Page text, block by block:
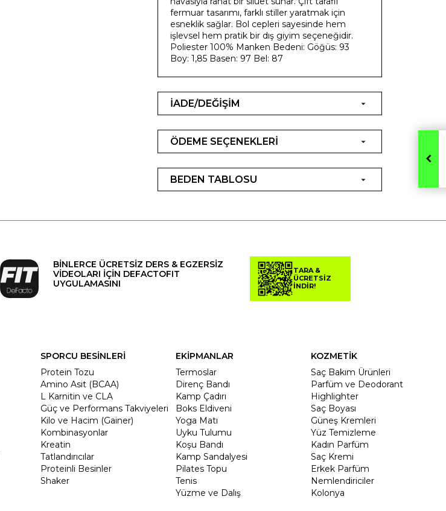
fermuar tasarımı, farklı stiller yaratmak için
esneklik sağlar. Bol cepleri sayesinde hem
işlevsel hem pratik bir dış giyim seçeneğidir.
Poliester 100% Manken Bedeni: Göğüs: 93
Boy: 1,85 Basen: 97 Bel: 87
İADE/DEĞİŞİM
ÖDEME SEÇENEKLERİ
BEDEN TABLOSU
BİNLERCE ÜCRETSİZ DERS & EGZERSİZ
VİDEOLARI İÇİN DEFACTOFIT
UYGULAMASINI
TARA &
ÜCRETSİZ
İNDİR!
SPORCU BESİNLERİ
Protein Tozu
Amino Asit (BCAA)
L Karnitin ve CLA
Güç ve Performans Takviyeleri
Kilo ve Hacim (Gainer)
Kombinasyonlar
Kreatin
Tatlandırıcılar
Proteinli Besinler
Shaker
EKİPMANLAR
Termoslar
Direnç Bandı
Kamp Çadırı
Boks Eldiveni
Yoga Matı
Uyku Tulumu
Koşu Bandı
Kamp Sandalyesi
Pilates Topu
Tenis
Yüzme ve Dalış
KOZMETİK
Saç Bakım Ürünleri
Parfüm ve Deodorant
Highlighter
Saç Boyası
Güneş Kremleri
Yüz Temizleme
Kadın Parfüm
Saç Kremi
Erkek Parfüm
Nemlendiriciler
Kolonya